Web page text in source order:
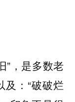
”，是多数老
及：“破破烂